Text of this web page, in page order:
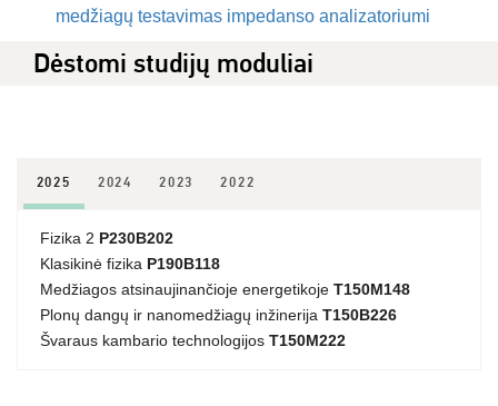
medžiagų testavimas impedanso analizatoriumi
Dėstomi studijų moduliai
2025 2024 2023 2022
Fizika 2 P230B202
Klasikinė fizika P190B118
Medžiagos atsinaujinančioje energetikoje T150M148
Plonų dangų ir nanomedžiagų inžinerija T150B226
Švaraus kambario technologijos T150M222